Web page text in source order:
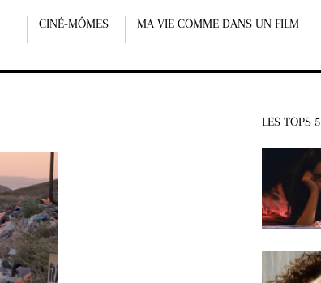
CINÉ-MÔMES
MA VIE COMME DANS UN FILM
LES TOPS 5